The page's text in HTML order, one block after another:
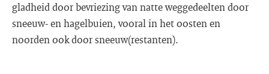
gladheid door bevriezing van natte weggedeelten door
sneeuw- en hagelbuien, vooral in het oosten en
noorden ook door sneeuw(restanten).